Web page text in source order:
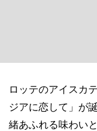
ロッテのアイスカ
ジアに恋して」が
緒あふれる味わい